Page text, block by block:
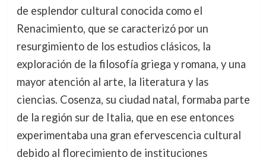
de esplendor cultural conocida como el
Renacimiento, que se caracterizó por un
resurgimiento de los estudios clásicos, la
exploración de la filosofía griega y romana, y una
mayor atención al arte, la literatura y las
ciencias. Cosenza, su ciudad natal, formaba parte
de la región sur de Italia, que en ese entonces
experimentaba una gran efervescencia cultural
debido al florecimiento de instituciones